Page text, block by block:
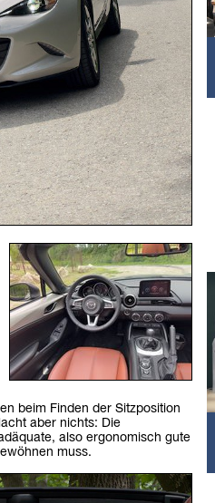
beim Finden der Sitzposition
aber nichts: Die
also ergonomisch gute
muss.